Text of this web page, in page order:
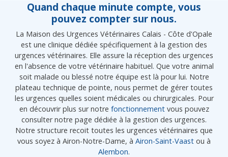
Quand chaque minute compte, vous
pouvez compter sur nous.
La Maison des Urgences Vétérinaires Calais - Côte d'Opale
est une clinique dédiée spécifiquement à la gestion des
urgences vétérinaires. Elle assure la réception des urgences
en l'absence de votre vétérinaire habituel. Que votre animal
soit malade ou blessé notre équipe est là pour lui. Notre
plateau technique de pointe, nous permet de gérer toutes
les urgences quelles soient médicales ou chirurgicales. Pour
en découvrir plus sur notre fonctionnementvous pouvez
consulter notre page dédiée à la gestion des urgences.
Notre structure recoit toutes les urgences vétérinaires que
vous soyez à Airon-Notre-Dame, à Airon-Saint-Vaast ou à
Alembon.